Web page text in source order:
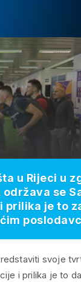
svoje
i prilika je to
u Rijeci u
se
prilika je to